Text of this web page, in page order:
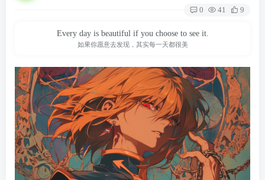
0 41 9
Every day is beautiful if you choose to see it.
如果你愿意去发现，其实每一天都很美